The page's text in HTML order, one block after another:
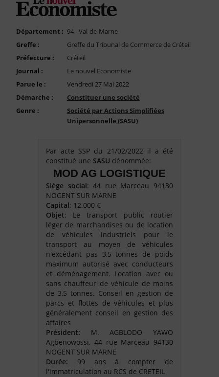
Nous Contacter
Compte PRO
Département : 94 - Val-de-Marne
Greffe :
Greffe du Tribunal de Commerce de Créteil
Préfecture :
Créteil
Journal :
Le nouvel Economiste
Parue le :
Vendredi 27 Mai 2022
Démarche :
Constituer une société
Genre :
Société par Actions Simplifiées
Unipersonnelle (SASU)
Par acte SSP du 21/02/2022 il a été
constitué une SASU dénommée:
MOD AG LOGISTIQUE
Siège social: 44 rue Marceau 94130
NOGENT SUR MARNE
Capital: 12.000 €
Objet: Le transport public routier
léger de marchandises ou de location
de véhicules industriels pour le
transport au moyen de véhicules
n'excédant pas 3,5 tonnes de poids
maximum autorisé avec conducteurs
et déménagement. Location avec ou
sans chauffeur de véhicule de moins
de 3,5 tonnes. Conseil en gestion de
parcs et flottes de véhicules et plus
généralement conseil en gestion des
affaires
Président: M. AGBLODO YAWO
Agbenowossi, 44 rue Marceau 94130
NOGENT SUR MARNE
Durée: 99 ans à compter de
l'immatriculation au RCS de CRETEIL